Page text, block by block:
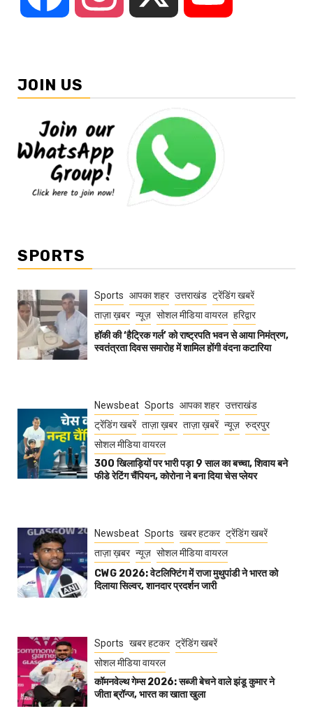
JOIN US
SPORTS
Sports आपका शहर उत्तराखंड ट्रेंडिंग खबरें
ताज़ा ख़बर न्यूज़ सोशल मीडिया वायरल हरिद्वार
हॉकी की ‘हैट्रिक गर्ल’ को राष्ट्रपति भवन से आया निमंत्रण,
स्वतंत्रता दिवस समारोह में शामिल होंगी वंदना कटारिया
Newsbeat Sports आपका शहर उत्तराखंड
ट्रेंडिंग खबरें ताज़ा ख़बर ताज़ा ख़बरें न्यूज़ रुद्रपुर
सोशल मीडिया वायरल
300 खिलाड़ियों पर भारी पड़ा 9 साल का बच्चा, शिवाय बने
फीडे रेटिंग चैंपियन, कोरोना ने बना दिया चेस प्लेयर
Newsbeat Sports खबर हटकर ट्रेंडिंग खबरें
ताज़ा ख़बर न्यूज़ सोशल मीडिया वायरल
CWG 2026: वेटलिफ्टिंग में राजा मुथुपांडी ने भारत को
दिलाया सिल्वर, शानदार प्रदर्शन जारी
Sports खबर हटकर ट्रेंडिंग खबरें
सोशल मीडिया वायरल
कॉमनवेल्थ गेम्स 2026: सब्जी बेचने वाले झंडू कुमार ने
जीता ब्रॉन्ज, भारत का खाता खुला